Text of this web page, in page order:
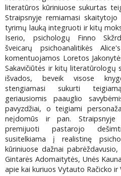
literatūros kūriniuose sukurtas
Straipsnyje remiamasi
tyrimų lauką integruoti ir kitų
Iserio, psichologų Finno
šveicarų psichoanalitikės
komentuojamos Loretos
Sakavičiūtės ir kitų literatūrologų
išvados, beveik visose
stengiamasi sukurti
geriausiomis paauglio
pavyzdžiai, o teigiami
neįdomūs ir pan. Straipsnyje
premijuoti pastarojo
susitelkiama į realistinę
kūriniuose dažnai
Gintarės Adomaitytės, Unės
apie kai kuriuos Vytauto Račicko